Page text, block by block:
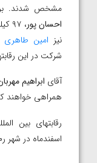
مشخص شدند. بر این
احسان پور، ۹۷ کیلوگرم
نیز امین طاهری
شرکت در این
آقای ابراهیم
همراهی خواهند
اسفندماه در شهر